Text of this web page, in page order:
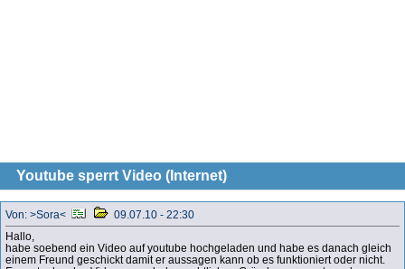
Youtube sperrt Video (Internet)
Von: >Sora<
09.07.10 - 22:30
Hallo,
habe soebend ein Video auf youtube hochgeladen und habe es danach gleich
einem Freund geschickt damit er aussagen kann ob es funktioniert oder nicht.